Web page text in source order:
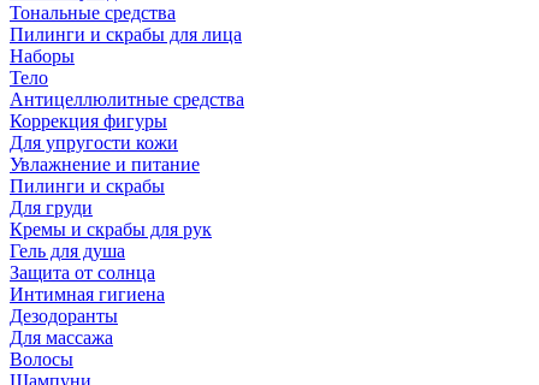
Тональные средства
Пилинги и скрабы для лица
Наборы
Тело
Антицеллюлитные средства
Коррекция фигуры
Для упругости кожи
Увлажнение и питание
Пилинги и скрабы
Для груди
Кремы и скрабы для рук
Гель для душа
Защита от солнца
Интимная гигиена
Дезодоранты
Для массажа
Волосы
Шампуни